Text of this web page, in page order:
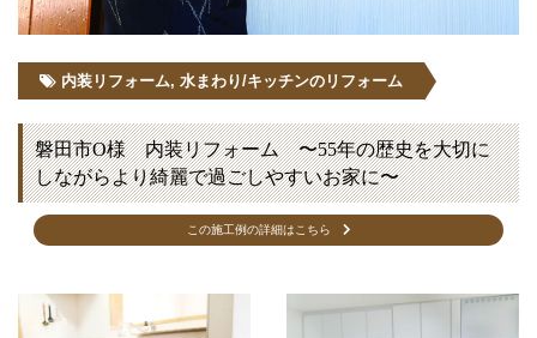
内装リフォーム, 水まわり/キッチンのリフォーム
磐田市O様 内装リフォーム 〜55年の歴史を大切に
しながらより綺麗で過ごしやすいお家に〜
この施工例の詳細はこちら